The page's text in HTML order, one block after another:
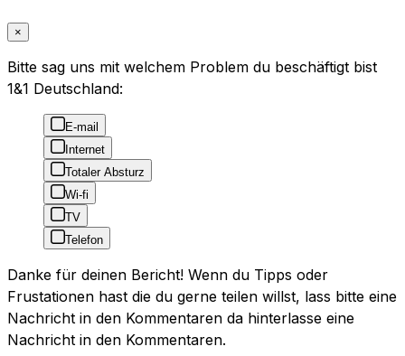
×
Bitte sag uns mit welchem Problem du beschäftigt bist
1&1 Deutschland:
E-mail
Internet
Totaler Absturz
Wi-fi
TV
Telefon
Danke für deinen Bericht! Wenn du Tipps oder
Frustationen hast die du gerne teilen willst, lass bitte eine
Nachricht in den Kommentaren da hinterlasse eine
Nachricht in den Kommentaren.